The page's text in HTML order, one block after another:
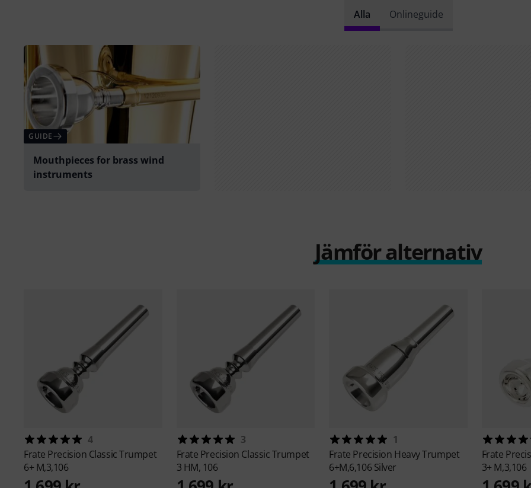
Alla Onlineguide
GUIDE
Mouthpieces for brass wind
instruments
Jämför alternativ
4
Frate Precision Classic Trumpet
6+ M,3,106
3
Frate Precision Classic Trumpet
3 HM, 106
1
Frate Precision Heavy Trumpet
6+M,6,106 Silver
Frate
3+ M,3,106